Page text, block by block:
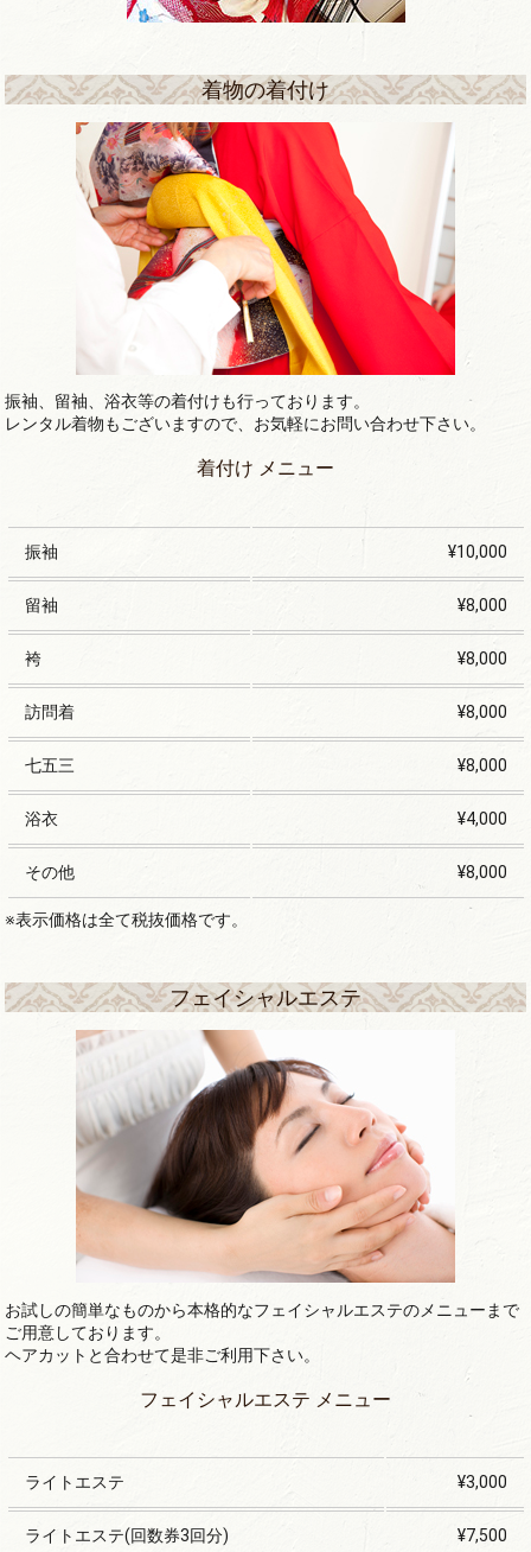
着物の着付け
振袖、留袖、浴衣等の着付けも行っております。
レンタル着物もございますので、お気軽にお問い合わせ下さい。
着付け メニュー
振袖 ¥10,000
留袖 ¥8,000
袴 ¥8,000
訪問着 ¥8,000
七五三 ¥8,000
浴衣 ¥4,000
その他 ¥8,000
※表示価格は全て税抜価格です。
フェイシャルエステ
お試しの簡単なものから本格的なフェイシャルエステのメニューまで
ご用意しております。
ヘアカットと合わせて是非ご利用下さい。
フェイシャルエステ メニュー
ライトエステ ¥3,000
ライトエステ(回数券3回分) ¥7,500